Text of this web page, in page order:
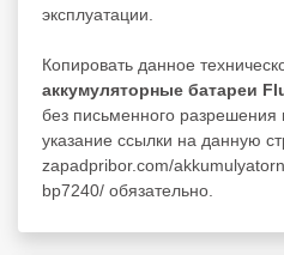
эксплуатации.
Копировать данное
аккумуляторные батареи
без письменного разрешения
указание ссылки на данную
zapadpribor.com/
bp7240/ обязательно.